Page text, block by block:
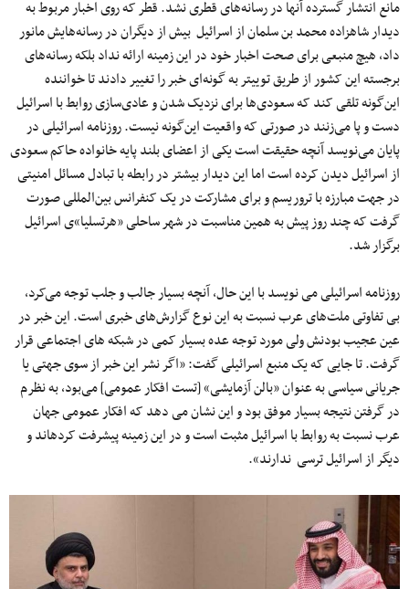
مانع انتشار گسترده آنها در رسانه‌های قطری نشد. قطر که روی اخبار مربوط به
دیدار شاهزاده محمد بن سلمان از اسرائیل بیش از دیگران در رسانه‌هایش مانور
داد، هیچ منبعی برای صحت اخبار خود در این زمینه ارائه نداد بلکه رسانه‌های
برجسته این کشور از طریق توییتر به گونه‌ای خبر را تغییر دادند تا خواننده
این‌گونه تلقی ‌کند که سعودی‌ها برای نزدیک شدن و عادی‌سازی روابط با اسرائیل
دست و پا می‌زنند در صورتی‌ که واقعیت‌ این‌گونه نیست. روزنامه اسرائیلی در
پایان می‌نویسد آنچه حقیقت است یکی از اعضای بلند پایه خانواده حاکم سعودی
از اسرائیل دیدن کرده است اما این دیدار بیشتر در رابطه با تبادل مسائل امنیتی
در جهت مبارزه با تروریسم و برای مشارکت در یک کنفرانس بین‌المللی صورت
گرفت که چند روز پیش به همین مناسبت در شهر ساحلی «هرتسلیا»ی اسرائیل
برگزار شد.
روزنامه اسرائیلی می نویسد با این حال، آنچه بسیار جالب و جلب توجه می‌کرد،
بی تفاوتی ملت‌های عرب نسبت به این نوع گزارش‌های خبری است. این خبر در
عین عجیب بودنش ولی مورد توجه عده بسیار کمی در شبکه های اجتماعی قرار
گرفت. تا جایی که یک منبع اسرائیلی گفت: «اگر نشر این خبر از سوی جهتی یا
جریانی سیاسی به عنوان «بالن آزمایشی» [تست افکار عمومی] می‌بود، به نظرم
در گرفتن نتیجه بسیار موفق بود و این نشان می دهد که افکار عمومی جهان
عرب نسبت به روابط با اسرائیل مثبت است و در این زمینه پیشرفت کرده‎اند و
دیگر از اسرائیل ترسی ندارند».